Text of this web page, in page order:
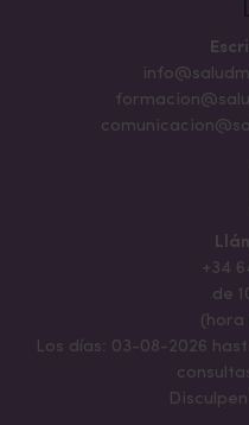
+34
de
(hora
Los días: 03-08-2026